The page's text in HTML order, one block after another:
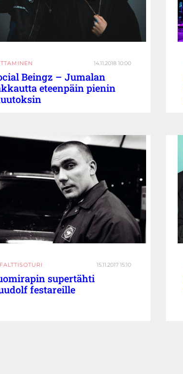
14.11.2018 10:00
Beingz – Jumalan
eteenpäin pienin
15.11.2017 15:10
supertähti
festareille